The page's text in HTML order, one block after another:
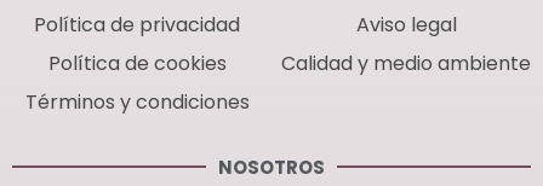
Política de privacidad
Política de cookies
Términos y condiciones
Aviso legal
Calidad y medio ambiente
NOSOTROS